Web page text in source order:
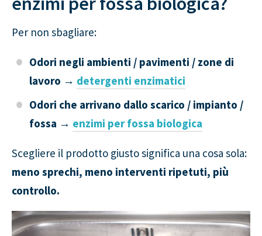
Per non sbagliare:
Odori negli ambienti / pavimenti / zone di
lavoro → detergenti enzimatici
Odori che arrivano dallo scarico / impianto /
fossa → enzimi per fossa biologica
Scegliere il prodotto giusto significa una cosa sola:
meno sprechi, meno interventi ripetuti, più
controllo.